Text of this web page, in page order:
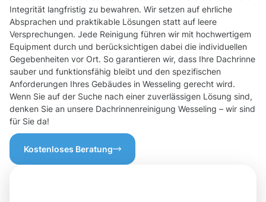
Integrität langfristig zu bewahren. Wir setzen auf ehrliche
Absprachen und praktikable Lösungen statt auf leere
Versprechungen. Jede Reinigung führen wir mit hochwertigem
Equipment durch und berücksichtigen dabei die individuellen
Gegebenheiten vor Ort. So garantieren wir, dass Ihre Dachrinne
sauber und funktionsfähig bleibt und den spezifischen
Anforderungen Ihres Gebäudes in Wesseling gerecht wird.
Wenn Sie auf der Suche nach einer zuverlässigen Lösung sind,
denken Sie an unsere Dachrinnenreinigung Wesseling – wir sind
für Sie da!
Kostenloses Beratung